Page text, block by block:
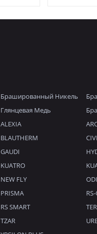
Брашированный Никель
Глянцевая Медь
ALEXIA
BLAUTHERM
GAUDI
KUATRO
NEW FLY
PRISMA
RS SMART
TZAR